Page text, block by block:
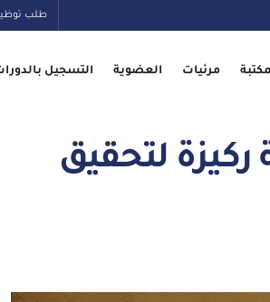
طلب
مرئيات العضوية التسجيل
لتحقيق